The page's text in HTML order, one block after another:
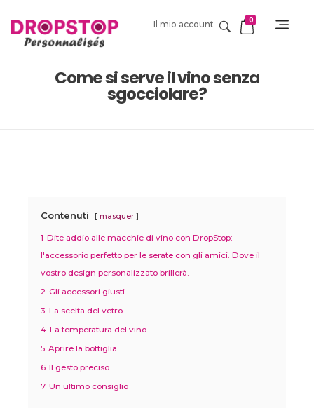
Il mio account 0
Come si serve il vino senza
sgocciolare?
Contenuti masquer
1 Dite addio alle macchie di vino con DropStop:
l'accessorio perfetto per le serate con gli amici. Dove il
vostro design personalizzato brillerà.
2 Gli accessori giusti
3 La scelta del vetro
4 La temperatura del vino
5 Aprire la bottiglia
6 Il gesto preciso
7 Un ultimo consiglio